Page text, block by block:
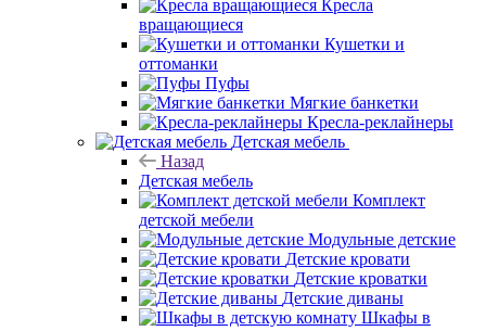
Кресла
вращающиеся
Кушетки и
оттоманки
Пуфы
Мягкие банкетки
Кресла-реклайнеры
Детская мебель
Назад
Детская мебель
Комплект
детской мебели
Модульные детские
Детские кровати
Детские кроватки
Детские диваны
Шкафы в